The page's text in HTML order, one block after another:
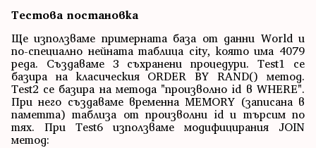
Тестова постановка
Ще използваме примерната база от данни World и
по-специално нейната таблица city, която има 4079
реда. Създаваме 3 съхранени процедури. Test1 се
базира на класическия ORDER BY RAND() метод.
Test2 се базира на метода "произволно id в WHERE".
При него създаваме временна MEMORY (записана в
паметта) таблиза от произволни id и търсим по
тях. При Test6 използваме модифицирания JOIN
метод: